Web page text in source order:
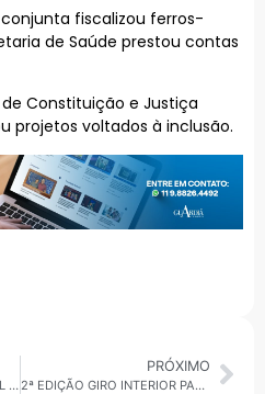
fiscalizou ferros-
de Saúde prestou contas
Constituição e Justiça
projetos voltados à inclusão.
2ª EDIÇÃO GIRO LITORAL SUL 26/02/2026: SESSÃO EM SANTOS
PRÓXIMO
2ª EDIÇÃO GIRO INTERIOR PAULISTA 26/02/2026: NOVA ALA EM OSASCO